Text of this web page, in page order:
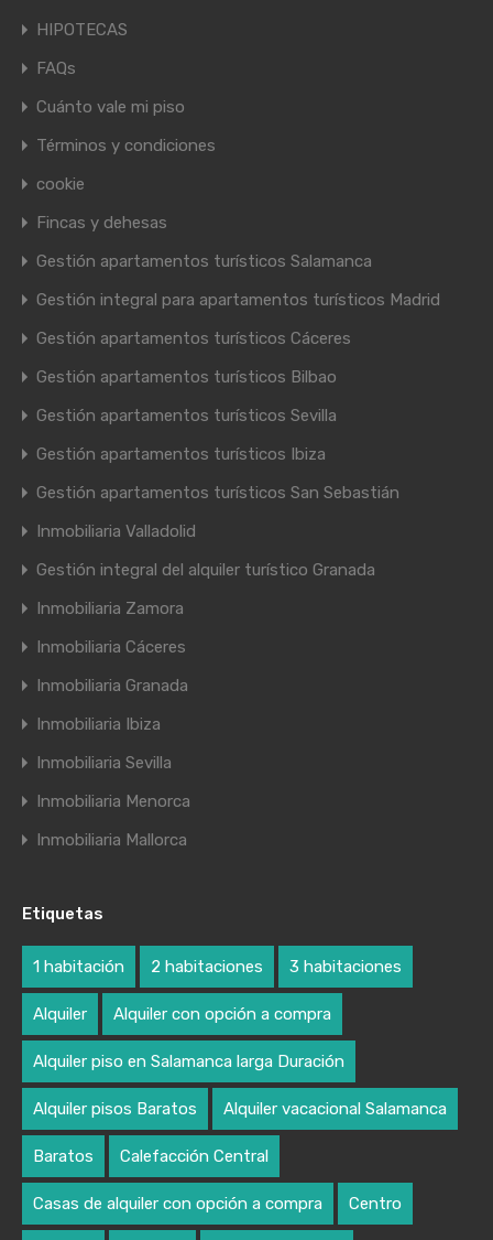
HIPOTECAS
FAQs
Cuánto vale mi piso
Términos y condiciones
cookie
Fincas y dehesas
Gestión apartamentos turísticos Salamanca
Gestión integral para apartamentos turísticos Madrid
Gestión apartamentos turísticos Cáceres
Gestión apartamentos turísticos Bilbao
Gestión apartamentos turísticos Sevilla
Gestión apartamentos turísticos Ibiza
Gestión apartamentos turísticos San Sebastián
Inmobiliaria Valladolid
Gestión integral del alquiler turístico Granada
Inmobiliaria Zamora
Inmobiliaria Cáceres
Inmobiliaria Granada
Inmobiliaria Ibiza
Inmobiliaria Sevilla
Inmobiliaria Menorca
Inmobiliaria Mallorca
Etiquetas
1 habitación 2 habitaciones 3 habitaciones
Alquiler Alquiler con opción a compra
Alquiler piso en Salamanca larga Duración
Alquiler pisos Baratos Alquiler vacacional Salamanca
Baratos Calefacción Central
Casas de alquiler con opción a compra Centro